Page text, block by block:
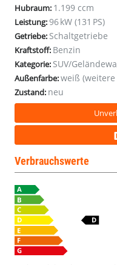
Hubraum: 1.199 ccm
Leistung:96 kW (131 PS)
Getriebe: Schaltgetriebe
Kraftstoff: Benzin
Kategorie: SUV/
Außenfarbe:weiß
Zustand: neu
Verbrauchswerte